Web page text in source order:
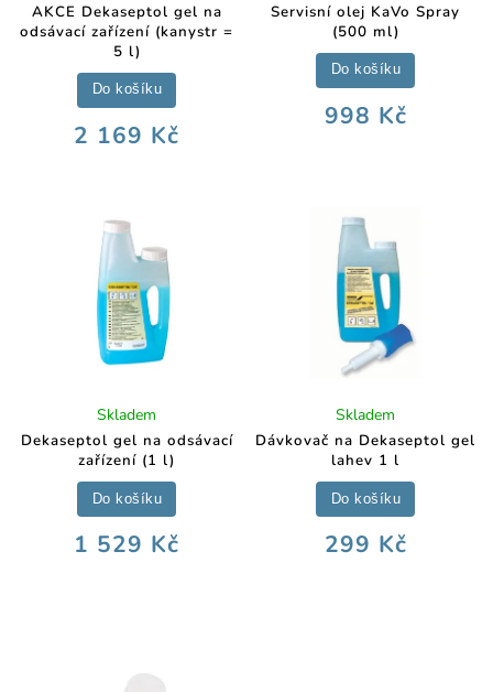
AKCE Dekaseptol gel na
odsávací zařízení (kanystr =
5 l)
2 169 Kč
Do košíku
Servisní olej KaVo Spray
(500 ml)
998 Kč
Do košíku
Dekaseptol gel na odsávací
zařízení (1 l)
Skladem
1 529 Kč
Do košíku
Dávkovač na Dekaseptol gel
lahev 1 l
Skladem
299 Kč
Do košíku